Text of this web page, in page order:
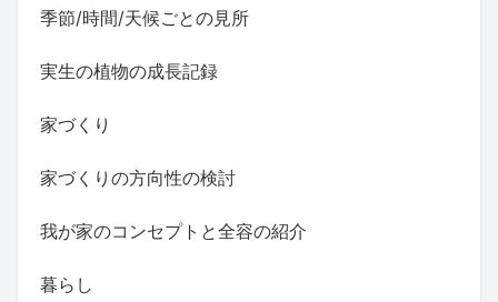
季節/時間/天候ごとの見所
実生の植物の成長記録
家づくり
家づくりの方向性の検討
我が家のコンセプトと全容の紹介
暮らし